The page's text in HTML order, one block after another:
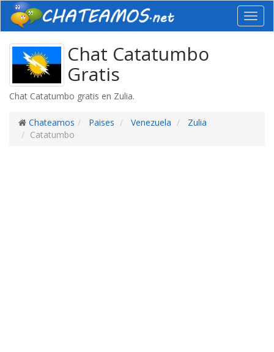
Chat Catatumbo
Gratis
Chat Catatumbo gratis en Zulia.
Chateamos Paises Venezuela
Zulia
Catatumbo